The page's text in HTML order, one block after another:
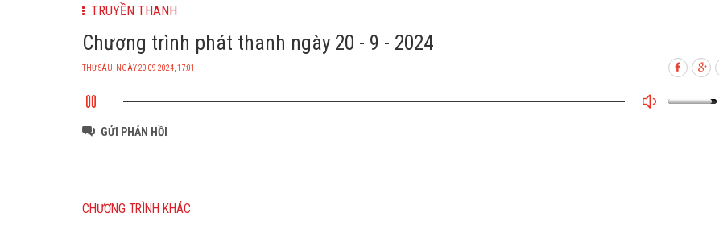
TRUYỀN THANH
Chương trình phát thanh ngày 20 - 9 - 2024
THỨ SÁU, NGÀY 20-09-2024, 17:01
GỬI PHẢN HỒI
CHƯƠNG TRÌNH KHÁC